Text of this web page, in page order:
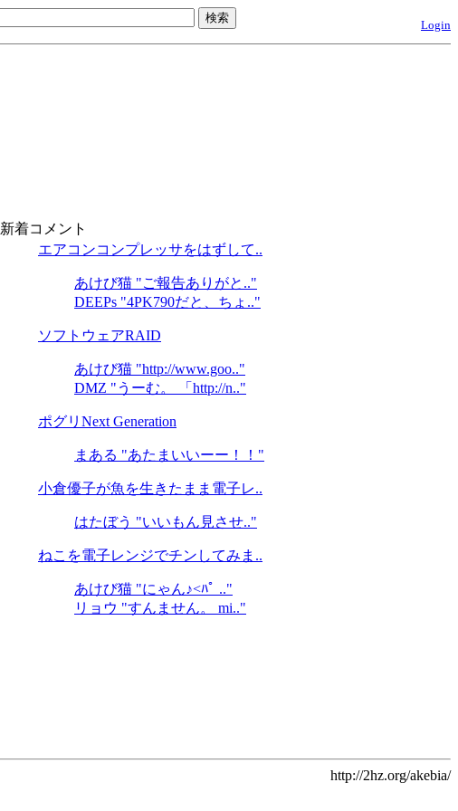
Login
新着コメント
エアコンコンプレッサをはずして..
あけび猫 "ご報告ありがと.."
DEEPs "4PK790だと、ちょ.."
ソフトウェアRAID
あけび猫 "http://www.goo.."
DMZ "うーむ。 「http://n.."
ポグリNext Generation
まある "あたまいいーー！！"
小倉優子が魚を生きたまま電子レ..
はたぼう "いいもん見させ.."
ねこを電子レンジでチンしてみま..
あけび猫 "にゃん♪<ﾊﾟ .."
リョウ "すんません。 mi.."
http://2hz.org/akebia/